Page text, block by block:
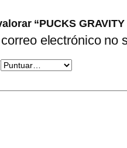
“PUCKS
electrónico no